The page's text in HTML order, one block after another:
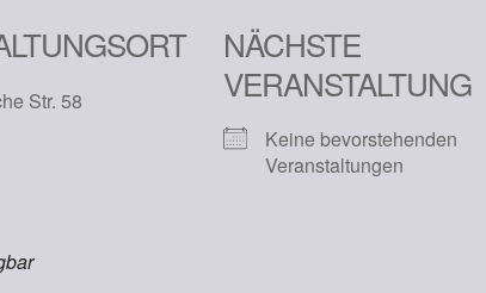
Str. 58
NÄCHSTE
VERANSTALTUNG
Keine bevorstehenden
Veranstaltungen